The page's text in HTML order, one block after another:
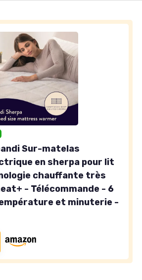
Sur-matelas
en sherpa pour lit
chauffante très
- Télécommande - 6
et minuterie -